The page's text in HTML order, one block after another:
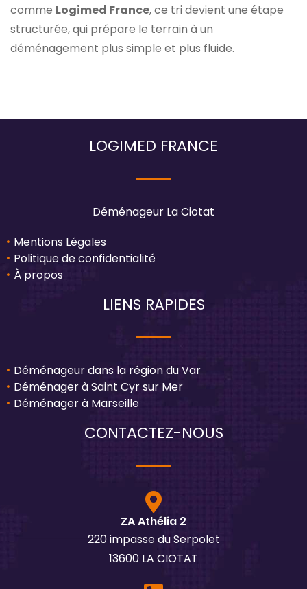
comme Logimed France, ce tri devient une étape
structurée, qui prépare le terrain à un
déménagement plus simple et plus fluide.
LOGIMED FRANCE
Déménageur La Ciotat
Mentions Légales
Politique de confidentialité
À propos
LIENS RAPIDES
Déménageur dans la région du Var
Déménager à Saint Cyr sur Mer
Déménager à Marseille
CONTACTEZ-NOUS
ZA Athélia 2
220 impasse du Serpolet
13600 LA CIOTAT